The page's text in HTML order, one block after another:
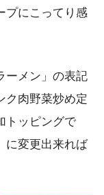
プにこってり感
ーメン」の表記
ク肉野菜炒め定
トッピングで
に変更出来れば